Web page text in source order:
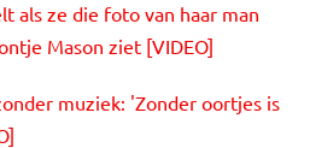
als ze die foto van haar man
Mason ziet [VIDEO]
muziek: 'Zonder oortjes is